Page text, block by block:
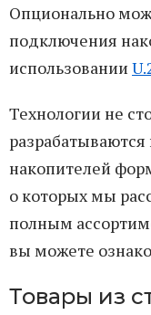
Опционально
подключения
использовании
Технологии не
накопителей
о которых мы
полным
вы можете
Товары из